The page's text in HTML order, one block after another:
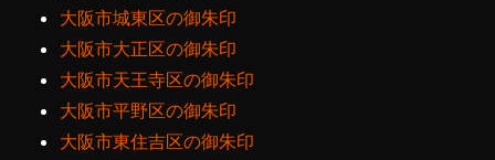
大阪市城東区の御朱印
大阪市大正区の御朱印
大阪市天王寺区の御朱印
大阪市平野区の御朱印
大阪市東住吉区の御朱印